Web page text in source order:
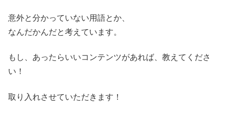
意外と分かっていない用語とか、
なんだかんだと考えています。
もし、あったらいいコンテンツがあれば、教えてくださ
い！
取り入れさせていただきます！